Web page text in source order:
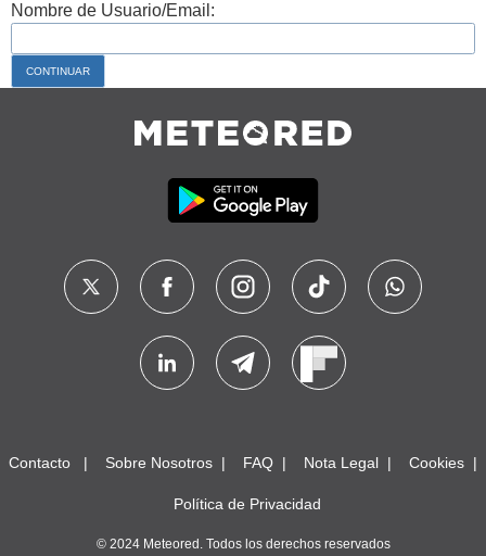
Nombre de Usuario/Email:
Contacto Sobre Nosotros FAQ Nota Legal Cookies
Política de Privacidad
© 2024 Meteored. Todos los derechos reservados